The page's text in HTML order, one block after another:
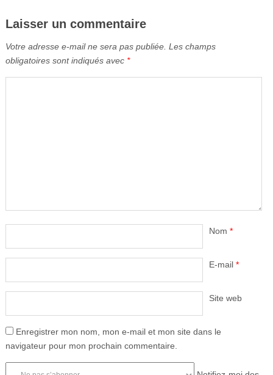
Laisser un commentaire
Votre adresse e-mail ne sera pas publiée. Les champs
obligatoires sont indiqués avec *
Nom *
E-mail *
Site web
Enregistrer mon nom, mon e-mail et mon site dans le
navigateur pour mon prochain commentaire.